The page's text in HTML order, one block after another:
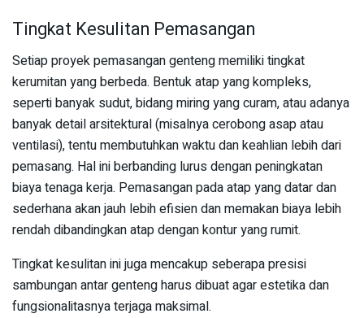
Tingkat Kesulitan Pemasangan
Setiap proyek pemasangan genteng memiliki tingkat
kerumitan yang berbeda. Bentuk atap yang kompleks,
seperti banyak sudut, bidang miring yang curam, atau adanya
banyak detail arsitektural (misalnya cerobong asap atau
ventilasi), tentu membutuhkan waktu dan keahlian lebih dari
pemasang. Hal ini berbanding lurus dengan peningkatan
biaya tenaga kerja. Pemasangan pada atap yang datar dan
sederhana akan jauh lebih efisien dan memakan biaya lebih
rendah dibandingkan atap dengan kontur yang rumit.
Tingkat kesulitan ini juga mencakup seberapa presisi
sambungan antar genteng harus dibuat agar estetika dan
fungsionalitasnya terjaga maksimal.